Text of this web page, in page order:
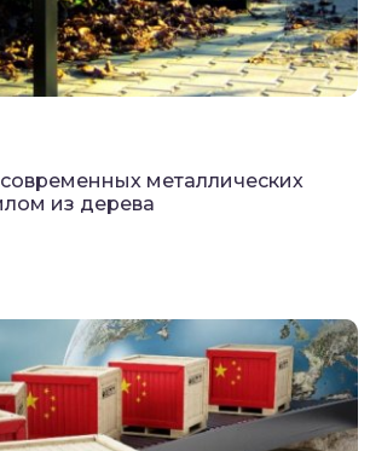
металлических
из дерева